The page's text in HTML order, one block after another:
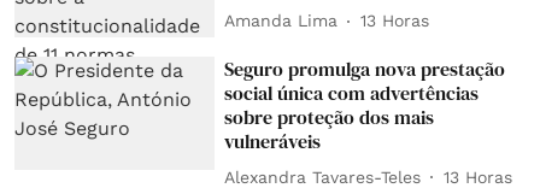
Amanda Lima 13 Horas
Seguro promulga nova prestação
social única com advertências
sobre proteção dos mais
vulneráveis
Alexandra Tavares-Teles 13 Horas